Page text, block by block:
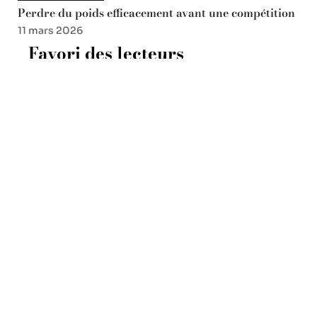
Perdre du poids efficacement avant une compétition
11 mars 2026
Favori des lecteurs